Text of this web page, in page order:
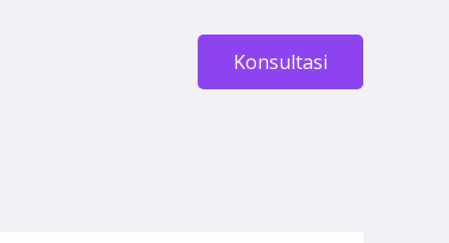
Konsultasi